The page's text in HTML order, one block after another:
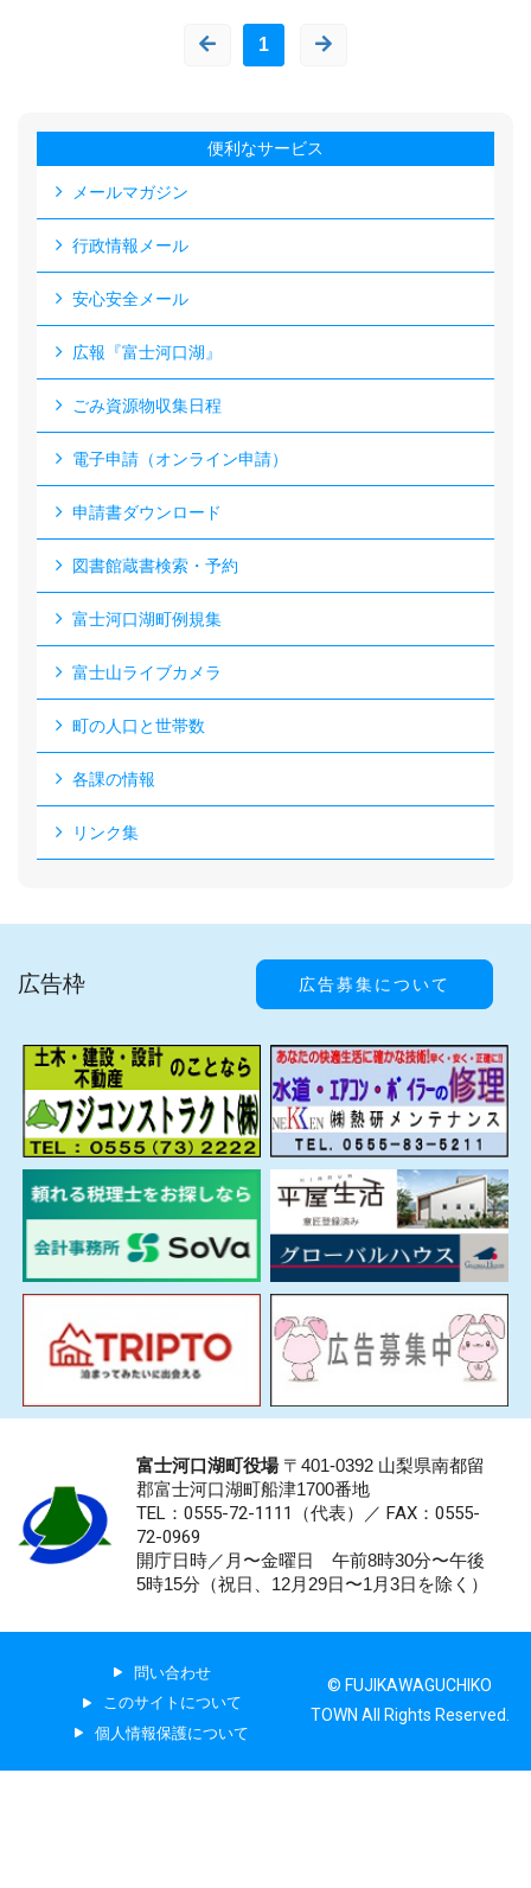
1
便利なサービス
メールマガジン
行政情報メール
安心安全メール
広報『富士河口湖』
ごみ資源物収集日程
電子申請（オンライン申請）
申請書ダウンロード
図書館蔵書検索・予約
富士河口湖町例規集
富士山ライブカメラ
町の人口と世帯数
各課の情報
リンク集
広告枠 広告募集について
富士河口湖町役場〒401-0392 山梨県南都留
郡富士河口湖町船津1700番地
TEL：0555-72-1111 （代表）／ FAX：0555-
72-0969
開庁日時／月〜金曜日 午前8時30分〜午後
5時15分（祝日、12月29日〜1月3日を除く）
問い合わせ
このサイトについて
個人情報保護について
© FUJIKAWAGUCHIKO
TOWN All Rights Reserved.